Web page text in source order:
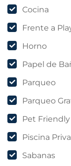
Cocina
Frente a
Horno
Papel de
Parqueo
Parqueo
Pet Friendly
Piscina
Sabanas